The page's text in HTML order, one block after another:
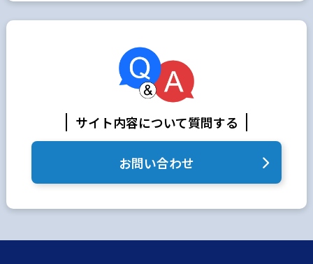
サイト内容について質問する
お問い合わせ